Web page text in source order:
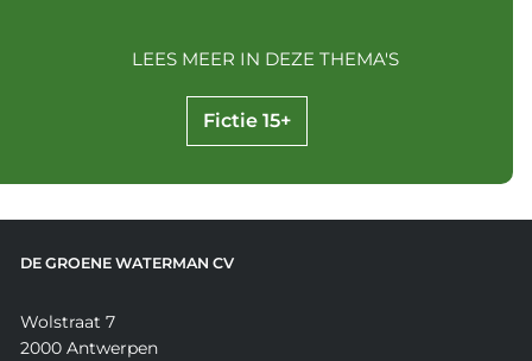
Fictie 15+
LEES MEER IN DEZE THEMA'S
DE GROENE WATERMAN CV
Wolstraat 7
2000 Antwerpen